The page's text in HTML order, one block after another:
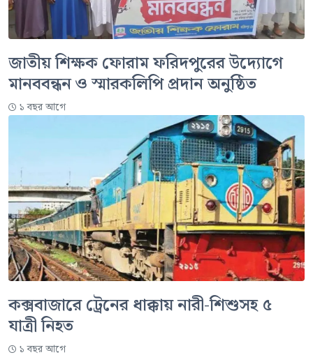
জাতীয় শিক্ষক ফোরাম ফরিদপুরের উদ্যোগে
‌মানববন্ধন ও স্মারকলিপি প্রদান অনুষ্ঠিত
১ বছর আগে
কক্সবাজারে ট্রেনের ধাক্কায় নারী-শিশুসহ ৫
যাত্রী নিহত
১ বছর আগে